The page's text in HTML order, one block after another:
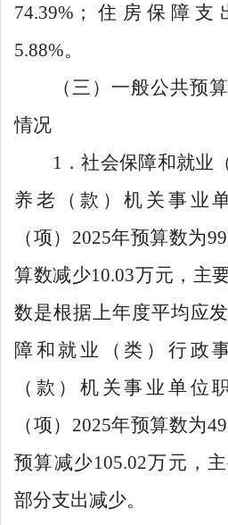
74.39% ；住房保障支
5.88%。
（三）一般公共预
情况
1 ．社会保障和就业
养老（款）机关事业
（项） 2025年预算数为
算数减少10.03万元，主
数是根据上年度平均应
障和就业（类）行政
（款）机关事业单位
（项） 2025年预算数为
预算减少105.02万元，
部分支出减少。